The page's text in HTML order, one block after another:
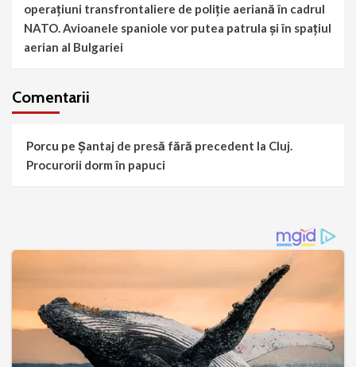
operațiuni transfrontaliere de poliție aeriană în cadrul
NATO. Avioanele spaniole vor putea patrula și în spațiul
aerian al Bulgariei
Comentarii
Porcu pe Șantaj de presă fără precedent la Cluj.
Procurorii dorm în papuci